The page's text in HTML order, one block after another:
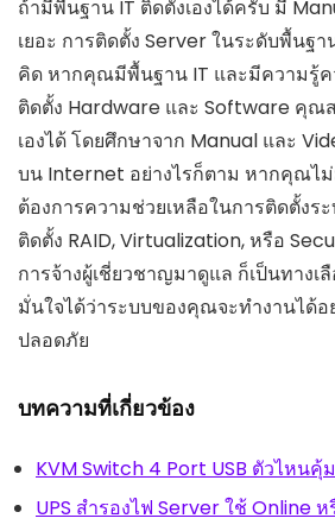
ถ้ามีพื้นฐาน IT ติดตั้งเองได้ครับ มี
เยอะ การติดตั้ง Server ในระดับพื้นฐ
คิด หากคุณมีพื้นฐาน IT และมีความรู้ค
ติดตั้ง Hardware และ Software คุณ
เองได้ โดยศึกษาจาก Manual และ
บน Internet อย่างไรก็ตาม หากคุณไ
ต้องการความช่วยเหลือในการติดตั้งร
ติดตั้ง RAID, Virtualization, หรือ
การจ้างผู้เชี่ยวชาญมาดูแล ก็เป็นทางเ
มั่นใจได้ว่าระบบของคุณจะทำงานได้อ
ปลอดภัย
บทความที่เกี่ยวข้อง
KVM Switch 4 Port USB ตัวไหนคุ้
UPS สำรองไฟ Server ใช้ Online